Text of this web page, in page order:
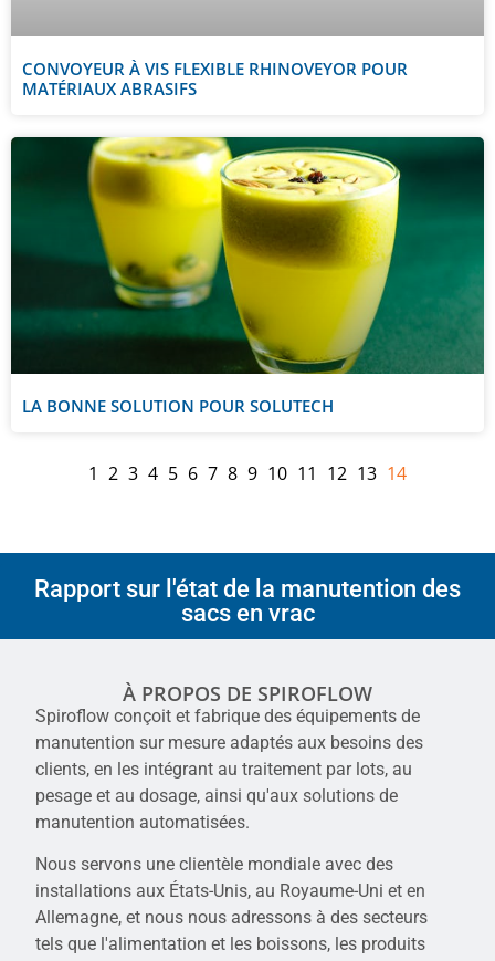
CONVOYEUR À VIS FLEXIBLE RHINOVEYOR POUR
MATÉRIAUX ABRASIFS
LA BONNE SOLUTION POUR SOLUTECH
1 2 3 4 5 6 7 8 9 10 11 12 13 14
Rapport sur l'état de la manutention des
sacs en vrac
À PROPOS DE SPIROFLOW
Spiroflow conçoit et fabrique des équipements de
manutention sur mesure adaptés aux besoins des
clients, en les intégrant au traitement par lots, au
pesage et au dosage, ainsi qu'aux solutions de
manutention automatisées.
Nous servons une clientèle mondiale avec des
installations aux États-Unis, au Royaume-Uni et en
Allemagne, et nous nous adressons à des secteurs
tels que l'alimentation et les boissons, les produits